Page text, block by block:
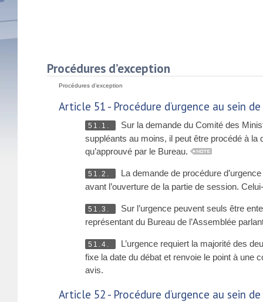
Procédures d’exception
Procédures d’exception
Article 51 - Procédure d’urgence au sein
51.1.
Sur la demande du Comité des
suppléants au moins, il peut être procédé à la
qu’approuvé par le Bureau.
51.2.
La demande de procédure
avant l’ouverture de la partie de session.
51.3.
Sur l’urgence peuvent seuls être
représentant du Bureau de l’Assemblée
51.4.
L’urgence requiert la majorité des
fixe la date du débat et renvoie le point à une
avis.
Article 52 - Procédure d’urgence au sein